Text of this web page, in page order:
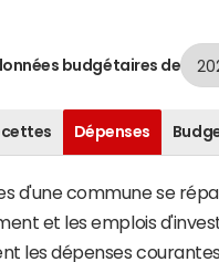
budgétaires de
Dépenses
d'une commune se
et les emplois
les dépenses